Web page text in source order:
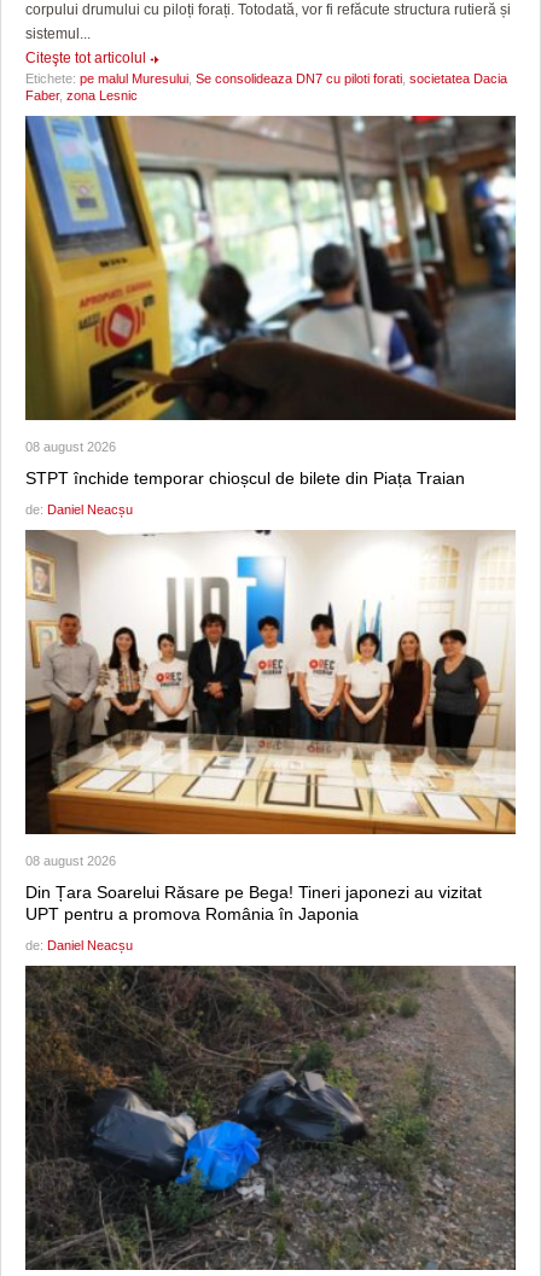
corpului drumului cu piloți forați. Totodată, vor fi refăcute structura rutieră și
sistemul...
Citeşte tot articolul
Etichete: pe malul Muresului, Se consolideaza DN7 cu piloti forati, societatea Dacia
Faber, zona Lesnic
08 august 2026
STPT închide temporar chioșcul de bilete din Piața Traian
de: Daniel Neacșu
08 august 2026
Din Țara Soarelui Răsare pe Bega! Tineri japonezi au vizitat
UPT pentru a promova România în Japonia
de: Daniel Neacșu